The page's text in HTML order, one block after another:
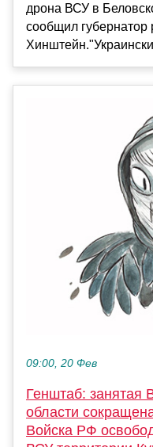
дрона ВСУ в
сообщил губернатор
09:00, 20 Фев
Генштаб: занятая
области
Войска РФ